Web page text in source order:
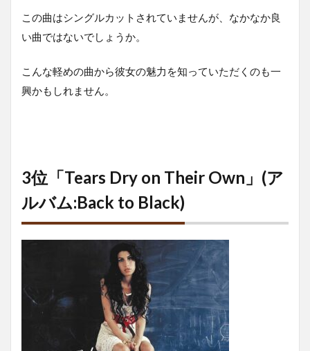
この曲はシングルカットされていませんが、なかなか良
い曲ではないでしょうか。
こんな軽めの曲から彼女の魅力を知っていただくのも一
興かもしれません。
3位「Tears Dry on Their Own」(ア
ルバム:Back to Black)